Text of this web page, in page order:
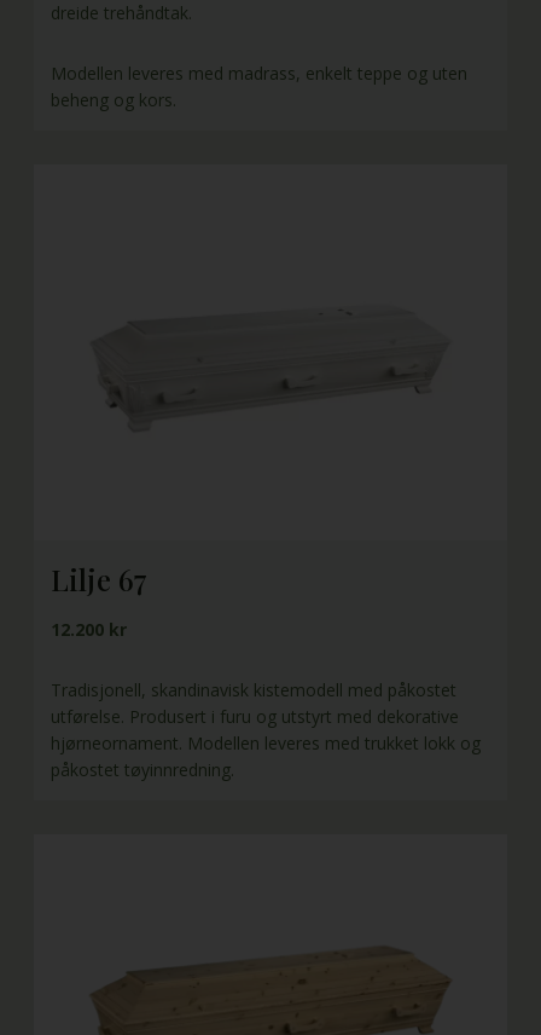
dreide trehåndtak.
Modellen leveres med madrass, enkelt teppe og uten
beheng og kors.
Lilje 67
12.200 kr
Tradisjonell, skandinavisk kistemodell med påkostet
utførelse. Produsert i furu og utstyrt med dekorative
hjørneornament. Modellen leveres med trukket lokk og
påkostet tøyinnredning.